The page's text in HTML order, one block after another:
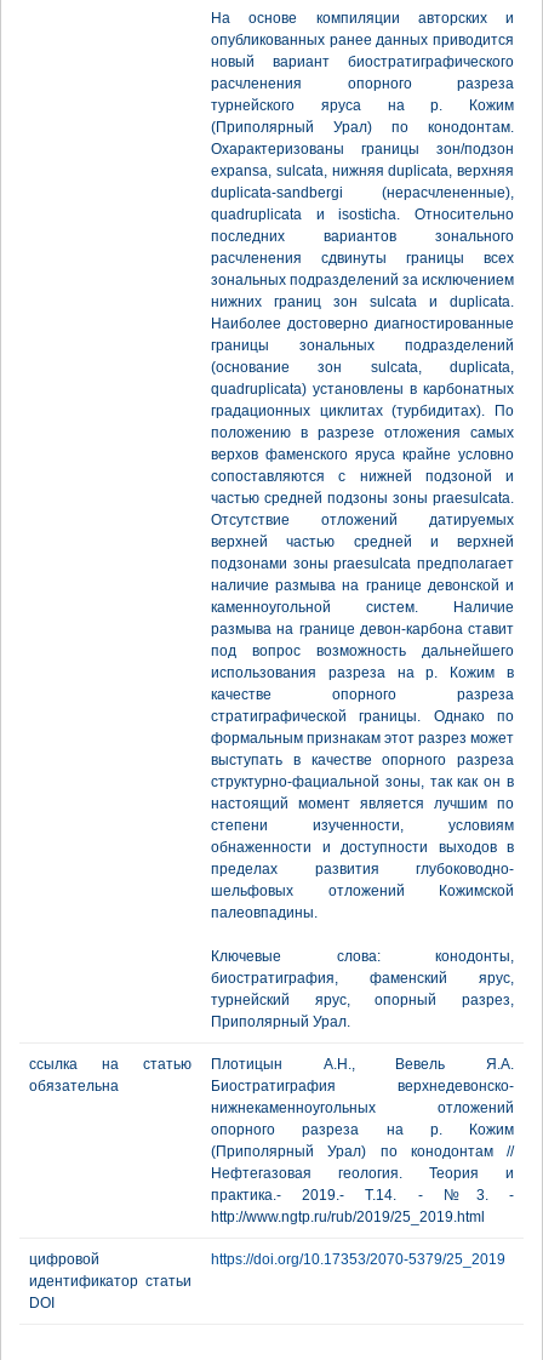
На основе компиляции авторских и
опубликованных ранее данных приводится
новый вариант биостратиграфического
расчленения опорного разреза
турнейского яруса на р. Кожим
(Приполярный Урал) по конодонтам.
Охарактеризованы границы зон/подзон
expansa, sulcata, нижняя duplicata, верхняя
duplicata-sandbergi (нерасчлененные),
quadruplicata и isosticha. Относительно
последних вариантов зонального
расчленения сдвинуты границы всех
зональных подразделений за исключением
нижних границ зон sulcata и duplicata.
Наиболее достоверно диагностированные
границы зональных подразделений
(основание зон sulcata, duplicata,
quadruplicata) установлены в карбонатных
градационных циклитах (турбидитах). По
положению в разрезе отложения самых
верхов фаменского яруса крайне условно
сопоставляются с нижней подзоной и
частью средней подзоны зоны praesulcata.
Отсутствие отложений датируемых
верхней частью средней и верхней
подзонами зоны praesulcata предполагает
наличие размыва на границе девонской и
каменноугольной систем. Наличие
размыва на границе девон-карбона ставит
под вопрос возможность дальнейшего
использования разреза на р. Кожим в
качестве опорного разреза
стратиграфической границы. Однако по
формальным признакам этот разрез может
выступать в качестве опорного разреза
структурно-фациальной зоны, так как он в
настоящий момент является лучшим по
степени изученности, условиям
обнаженности и доступности выходов в
пределах развития глубоководно-
шельфовых отложений Кожимской
палеовпадины.
Ключевые слова: конодонты,
биостратиграфия, фаменский ярус,
турнейский ярус, опорный разрез,
Приполярный Урал.
ссылка на статью
обязательна
Плотицын А.Н., Вевель Я.А.
Биостратиграфия верхнедевонско-
нижнекаменноугольных отложений
опорного разреза на р. Кожим
(Приполярный Урал) по конодонтам //
Нефтегазовая геология. Теория и
практика.- 2019.- Т.14. - №3. -
http://www.ngtp.ru/rub/2019/25_2019.html
цифровой
идентификатор статьи
DOI
https://doi.org/10.17353/2070-5379/25_2019